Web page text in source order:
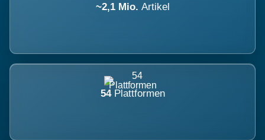
~2,1 Mio. Artikel
54 Plattformen